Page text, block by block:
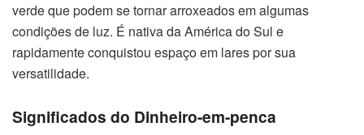
verde que podem se tornar arroxeados em algumas
condições de luz. É nativa da América do Sul e
rapidamente conquistou espaço em lares por sua
versatilidade.
Significados do Dinheiro-em-penca